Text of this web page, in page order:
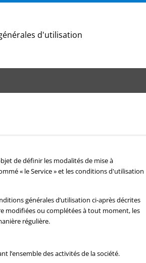
d'utilisation
de définir les modalités de mise à
« le Service » et les conditions d'utilisation
générales d’utilisation ci-après décrites
modifiées ou complétées à tout moment, les
régulière.
l’ensemble des activités de la société.